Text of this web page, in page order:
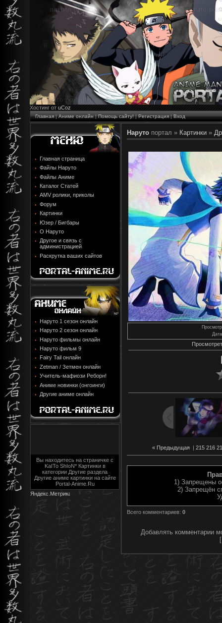
Хостинг от uCoz
Главная|Аниме онлайн|Помощь сайту!|Регистрация|Вход
Главная страница
Файлы Наруто
Файлы Аниме
Каталог Статей
AMV ролики, приколы
Форум
Картинки
Юзер / Бигбары
О Наруто
Другое и связь с
администрацией
Раскрутка ваших сайтов
Наруто 1 сезон онлайн
Наруто 2 сезон онлайн
Наруто фильмы онлайн
Наруто фильм 9
Fairy Tail онлайн
Zetman / Зетмен онлайн
Учитель-мафиози Реборн!
Аниме новинки (онгоинги)
Другие аниме онлайн
Вы находитесь на страничке с
KaITo ShIoN* Картинки в
категории Другие раздела
Другие аниме картинки на сайте
Portal-Anime.Ru
Наруто портал » Картинки »
Дата
« Предыдущая 215 216
1) Запрещены
2) Запрещён
Всего комментариев: 0
Добавлять комментарии